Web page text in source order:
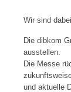
Wir sind
Die dibkom
ausstellen.
Die Messe
und aktuelle